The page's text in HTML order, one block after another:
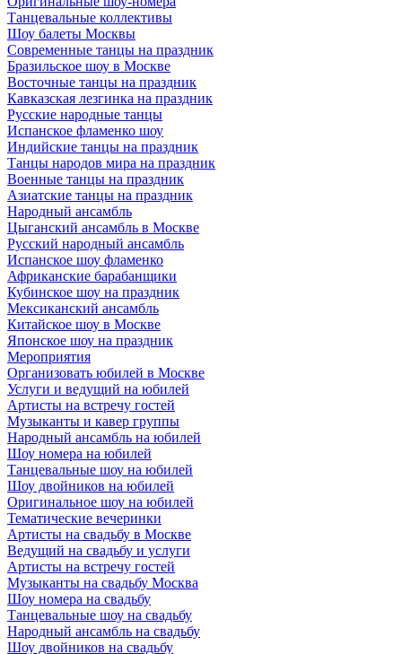
Танцевальные коллективы
Шоу балеты Москвы
Современные танцы на праздник
Бразильское шоу в Москве
Восточные танцы на праздник
Кавказская лезгинка на праздник
Русские народные танцы
Испанское фламенко шоу
Индийские танцы на праздник
Танцы народов мира на праздник
Военные танцы на праздник
Азиатские танцы на праздник
Народный ансамбль
Цыганский ансамбль в Москве
Русский народный ансамбль
Испанское шоу фламенко
Африканские барабанщики
Кубинское шоу на праздник
Мексиканский ансамбль
Китайское шоу в Москве
Японское шоу на праздник
Мероприятия
Организовать юбилей в Москве
Услуги и ведущий на юбилей
Артисты на встречу гостей
Музыканты и кавер группы
Народный ансамбль на юбилей
Шоу номера на юбилей
Танцевальные шоу на юбилей
Шоу двойников на юбилей
Оригинальное шоу на юбилей
Тематические вечеринки
Артисты на свадьбу в Москве
Ведущий на свадьбу и услуги
Артисты на встречу гостей
Музыканты на свадьбу Москва
Шоу номера на свадьбу
Танцевальные шоу на свадьбу
Народный ансамбль на свадьбу
Шоу двойников на свадьбу